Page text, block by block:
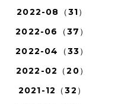
2022-08（31）
2022-06（37）
2022-04（33）
2022-02（20）
2021-12（32）